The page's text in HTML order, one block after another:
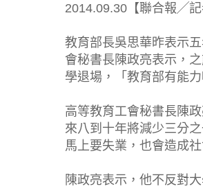
2014.09.30【聯合報╱記
教育部長吳思華昨表示
會秘書長陳政亮表示，
學退場，「教育部有能
高等教育工會秘書長陳
來八到十年將減少三分
馬上要失業，也會造成社
陳政亮表示，他不反對